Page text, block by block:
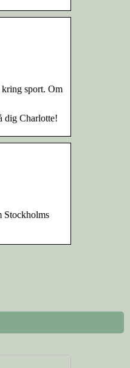
kring sport. Om
dig Charlotte!
Stockholms